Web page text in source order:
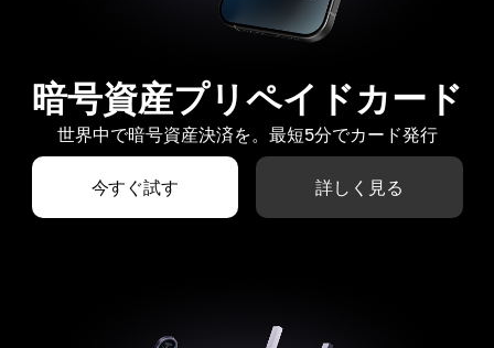
暗号資産プリペイドカード
世界中で暗号資産決済を。最短5分でカード発行
今すぐ試す 詳しく見る